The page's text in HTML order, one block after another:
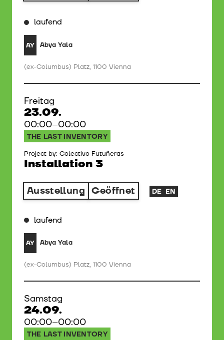
laufend
AY Abya Yala
(ex-Columbus) Platz, 1100 Vienna
Freitag
23.09.
00:00–00:00
THE LAST INVENTORY
Project by: Colectivo Futuñeras
Installation 3
Ausstellung Geöffnet DE EN
laufend
AY Abya Yala
(ex-Columbus) Platz, 1100 Vienna
Samstag
24.09.
00:00–00:00
THE LAST INVENTORY